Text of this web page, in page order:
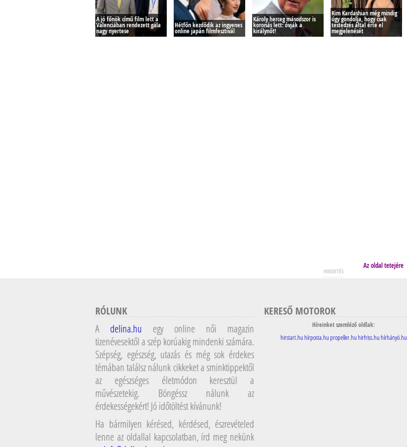
A jó főnök című film lett a
Valenciában rendezett gála
nagy nyertese
Hétfőn kezdődik az ingyenes
online japán filmfesztivál
Károly herceg másodszor is
koronás lett: óvják a
királynőt!
Kim Kardashian még mindig
úgy gondolja, hogy csak
testedzés által érte el
megjelenését
Az oldal tetejére
HIRDETÉS
RÓLUNK
A delina.hu egy online női magazin
tizenévesektől a szép korúakig mindenki számára.
Szépség, egészség, utazás és még sok érdekes
témában találsz nálunk cikkeket a sminktippektől
az egészséges életmódon keresztül a
művészetekig. Böngéssz nálunk az
érdekességekért! Jó időtöltést kívánunk!
Ha bármilyen kérésed, kérdésed, észrevételed
lenne az oldallal kapcsolatban, írd meg nekünk
KERESŐ MOTOROK
Híreinket szemléző oldlak:
hirstart.huhírposta.hupropeller.huhirfriss.huhírhányó.hu